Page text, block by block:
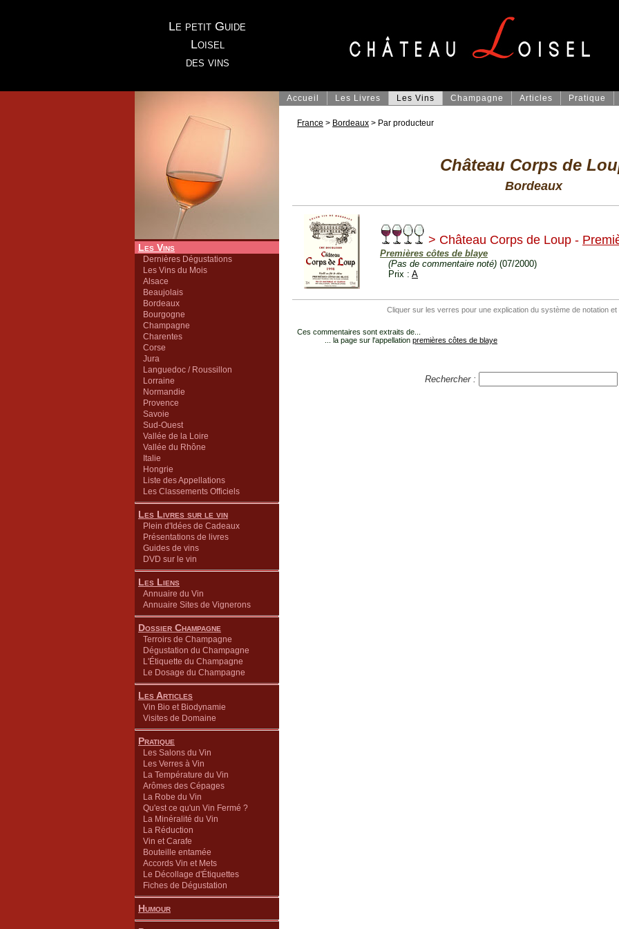
Le petit Guide
Loisel
des vins
Les Vins
Dernières Dégustations
Les Vins du Mois
Alsace
Beaujolais
Bordeaux
Bourgogne
Champagne
Charentes
Corse
Jura
Languedoc / Roussillon
Lorraine
Normandie
Provence
Savoie
Sud-Ouest
Vallée de la Loire
Vallée du Rhône
Italie
Hongrie
Liste des Appellations
Les Classements Officiels
Les Livres sur le vin
Plein d'Idées de Cadeaux
Présentations de livres
Guides de vins
DVD sur le vin
Les Liens
Annuaire du Vin
Annuaire Sites de Vignerons
Dossier Champagne
Terroirs de Champagne
Dégustation du Champagne
L'Étiquette du Champagne
Le Dosage du Champagne
Les Articles
Vin Bio et Biodynamie
Visites de Domaine
Pratique
Les Salons du Vin
Les Verres à Vin
La Température du Vin
Arômes des Cépages
La Robe du Vin
Qu'est ce qu'un Vin Fermé ?
La Minéralité du Vin
La Réduction
Vin et Carafe
Bouteille entamée
Accords Vin et Mets
Le Décollage d'Étiquettes
Fiches de Dégustation
Humour
Accueil Les Livres Les Vins Champagne Articles Pratique
France > Bordeaux > Par producteur
Château Corps de
Bordeaux
> Château Corps de Loup -
Premières côtes de blaye
(Pas de commentaire noté) (07/2000)
Prix : A
Cliquer sur les verres pour une explication du système de notation et
Ces commentaires sont extraits de...
... la page sur l'appellation premières côtes de blaye
Rechercher :